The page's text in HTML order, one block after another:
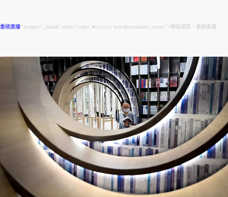
重磅廣播" target="_blank" style="color: #cccccc; text-decoration: none;">轉角國際．重磅廣播 ·